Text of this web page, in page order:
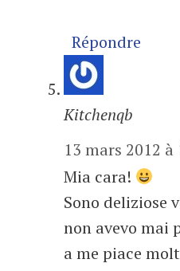
Répondre
Kitchenqb
13 mars 2012
Mia cara!
Sono deliziose
non avevo mai
a me piace